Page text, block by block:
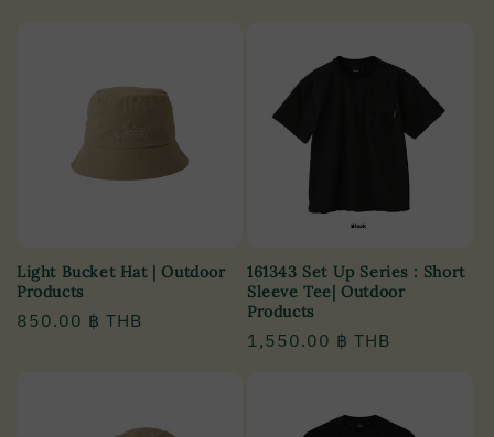
Light Bucket Hat | Outdoor
Products
Regular
850.00 ฿ THB
161343 Set Up Series : Short
Sleeve Tee| Outdoor
Products
Regular
1,550.00 ฿ THB